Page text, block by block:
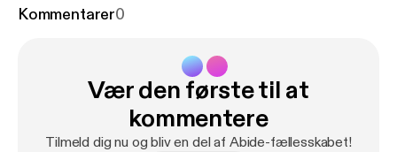
Kommentarer0
Vær den første til at
kommentere
Tilmeld dig nu og bliv en del af Abide-fællesskabet!